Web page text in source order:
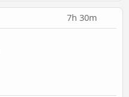
7h 30m